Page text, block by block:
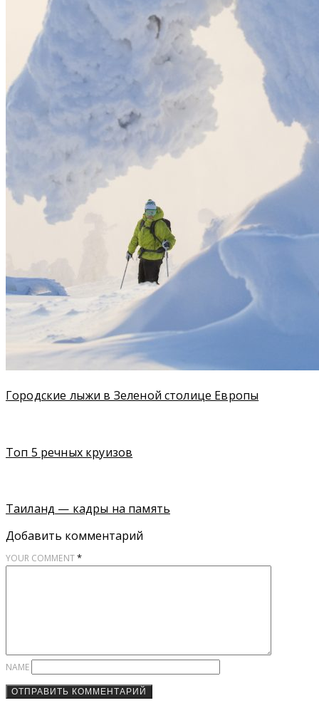
Городские лыжи в Зеленой столице Европы
Топ 5 речных круизов
Таиланд — кадры на память
Добавить комментарий
YOUR COMMENT*
NAME